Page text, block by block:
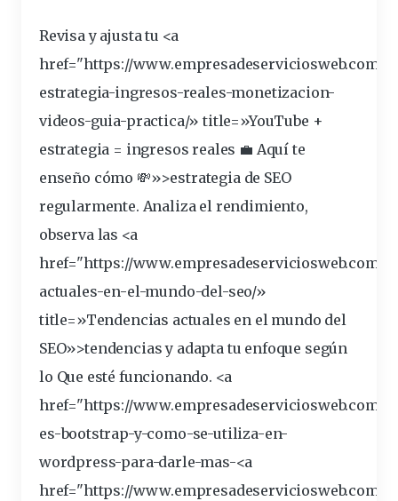
Revisa y ajusta tu <a
href="https://www.empresadeserviciosweb.com/
estrategia-ingresos-reales-monetizacion-
videos-guia-practica/» title=»YouTube +
estrategia = ingresos reales 💼 Aquí te
enseño cómo 💸»>estrategia de SEO
regularmente. Analiza el rendimiento,
observa las <a
href="https://www.empresadeserviciosweb.com/
actuales-en-el-mundo-del-seo/»
title=»Tendencias actuales en el mundo del
SEO»>tendencias y adapta tu enfoque según
lo Que esté funcionando. <a
href="https://www.empresadeserviciosweb.com/
es-bootstrap-y-como-se-utiliza-en-
wordpress-para-darle-mas-<a
href="https://www.empresadeserviciosweb.com/